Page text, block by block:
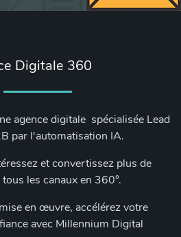
Digitale 360
agence digitale spécialisée Lead
par l'automatisation IA.
et convertissez plus de
les canaux en 360°.
en œuvre, accélérez votre
avec Millennium Digital